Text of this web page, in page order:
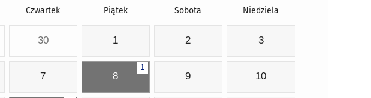
Czwartek Piątek Sobota Niedziela
30 1 2 3
7
1
8 9 10